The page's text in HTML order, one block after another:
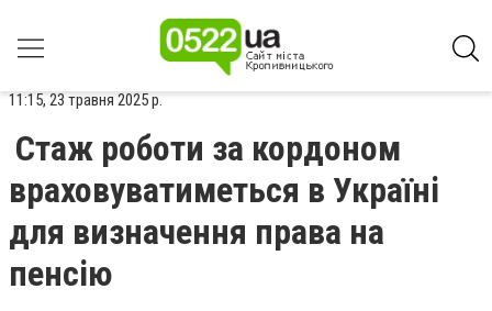
11:15, 23 травня 2025 р.
Стаж роботи за кордоном
враховуватиметься в Україні
для визначення права на
пенсію